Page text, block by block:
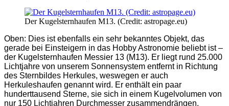
Der Kugelsternhaufen M13. (Credit: astropage.eu)
Oben: Dies ist ebenfalls ein sehr bekanntes Objekt, das
gerade bei Einsteigern in das Hobby Astronomie beliebt ist –
der Kugelsternhaufen Messier 13 (M13). Er liegt rund 25.000
Lichtjahre von unserem Sonnensystem entfernt in Richtung
des Sternbildes Herkules, weswegen er auch
Herkuleshaufen genannt wird. Er enthält ein paar
hunderttausend Sterne, sie sich in einem Kugelvolumen von
nur 150 Lichtjahren Durchmesser zusammendrängen.